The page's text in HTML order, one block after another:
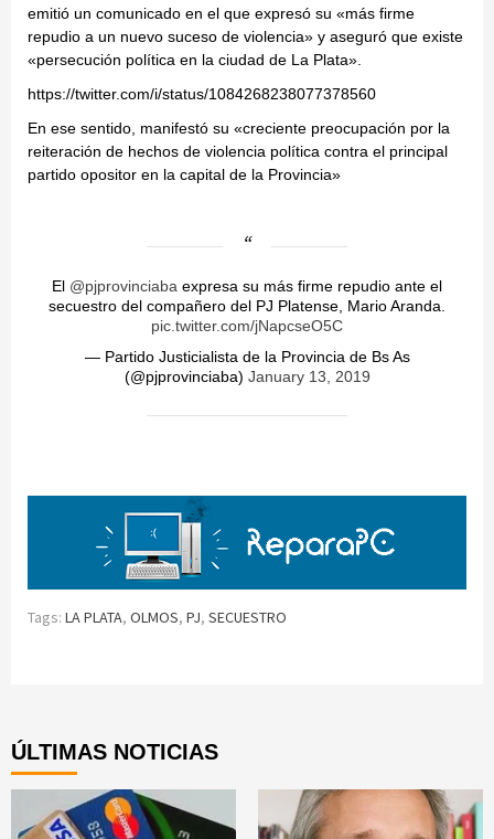
emitió un comunicado en el que expresó su «más firme
repudio a un nuevo suceso de violencia» y aseguró que existe
«persecución política en la ciudad de La Plata».
https://twitter.com/i/status/1084268238077378560
En ese sentido, manifestó su «creciente preocupación por la
reiteración de hechos de violencia política contra el principal
partido opositor en la capital de la Provincia»
El @pjprovinciaba expresa su más firme repudio ante el
secuestro del compañero del PJ Platense, Mario Aranda.
pic.twitter.com/jNapcseO5C
— Partido Justicialista de la Provincia de Bs As
(@pjprovinciaba) January 13, 2019
Tags: LA PLATA, OLMOS, PJ, SECUESTRO
ÚLTIMAS NOTICIAS